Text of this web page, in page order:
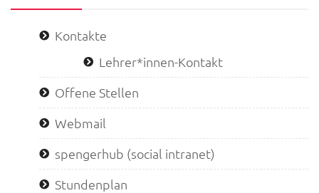
Kontakte
Lehrer*innen-Kontakt
Offene Stellen
Webmail
spengerhub (social intranet)
Stundenplan